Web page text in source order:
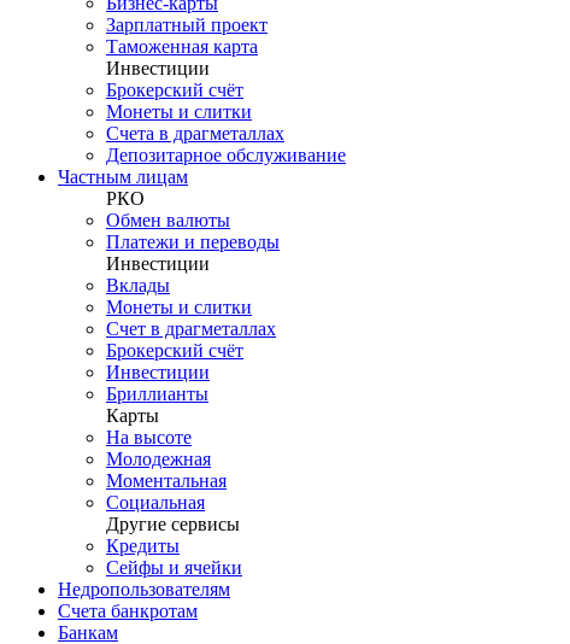
Зарплатный проект
Таможенная карта
Инвестиции
Брокерский счёт
Монеты и слитки
Счета в драгметаллах
Депозитарное обслуживание
Частным лицам
РКО
Обмен валюты
Платежи и переводы
Инвестиции
Вклады
Монеты и слитки
Счет в драгметаллах
Брокерский счёт
Инвестиции
Бриллианты
Карты
На высоте
Молодежная
Моментальная
Социальная
Другие сервисы
Кредиты
Сейфы и ячейки
Недропользователям
Счета банкротам
Банкам